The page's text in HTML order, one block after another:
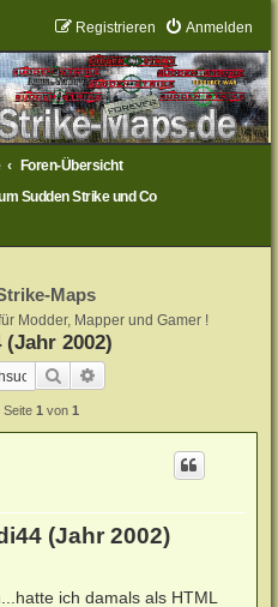
Anmelden
Registrieren
Foren-Übersicht
Sudden Strike und Co
Maps
Modder, Mapper und Gamer !
2002)
Suche
Seite 1 von 1
(Jahr 2002)
ich damals als HTML